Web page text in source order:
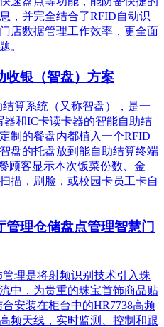
，并完全结合了RFID自动识
店数据管理工作效率，更全面
。
收银（智盘）方案
算系统（又称智盘），是一
器和IC卡读卡器的智能自助结
制的餐盘内都植入一个RFID
盘的托盘放到能自助结算终端
顾客显示本次饭菜份数、金
描，刷脸，或校园卡员工卡自
理仓储盘点管理智慧门
理是将射频识别技术引入珠
中，为贵重的珠宝首饰商品贴
安装在柜台中的HR7738高频
频天线，实时监测、控制和跟